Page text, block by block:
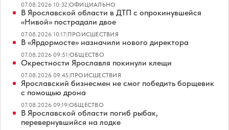
07.08.2026 10:32|ОФИЦИАЛЬНО
В Ярославской области в ДТП с опрокинувшейся
«Нивой» пострадали двое
07.08.2026 10:17|ПРОИСШЕСТВИЯ
В «Ярдормосте» назначили нового директора
07.08.2026 09:51|ОБЩЕСТВО
Окрестности Ярославля покинули клещи
07.08.2026 09:45|ПРОИСШЕСТВИЯ
Ярославский бизнесмен не смог победить борщевик
с помощью дрона
07.08.2026 09:19|ОБЩЕСТВО
В Ярославской области погиб рыбак,
перевернувшийся на лодке